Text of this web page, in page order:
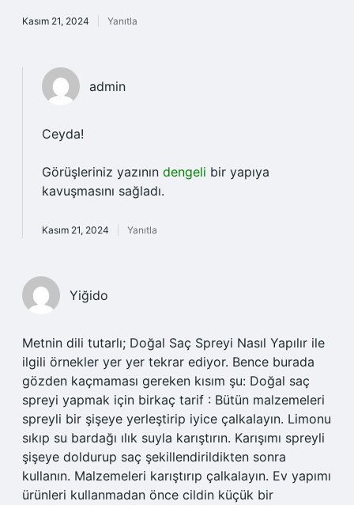
Kasım 21, 2024 Yanıtla
admin
Ceyda!
Görüşleriniz yazının dengeli bir yapıya
kavuşmasını sağladı.
Kasım 21, 2024 Yanıtla
Yiğido
Metnin dili tutarlı; Doğal Saç Spreyi Nasıl Yapılır ile
ilgili örnekler yer yer tekrar ediyor. Bence burada
gözden kaçmaması gereken kısım şu: Doğal saç
spreyi yapmak için birkaç tarif : Bütün malzemeleri
spreyli bir şişeye yerleştirip iyice çalkalayın. Limonu
sıkıp su bardağı ılık suyla karıştırın. Karışımı spreyli
şişeye doldurup saç şekillendirildikten sonra
kullanın. Malzemeleri karıştırıp çalkalayın. Ev yapımı
ürünleri kullanmadan önce cildin küçük bir